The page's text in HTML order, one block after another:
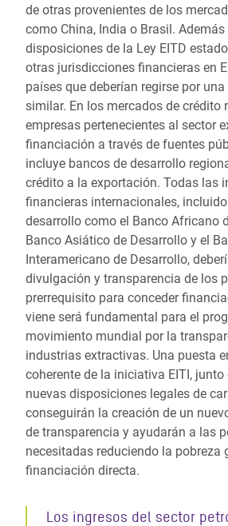
de otras provenientes de los
como China, India o Brasil. Además
disposiciones de la Ley EITD
otras jurisdicciones financieras en
países que deberían regirse por
similar. En los mercados de crédito
empresas pertenecientes al sector
financiación a través de fuentes
incluye bancos de desarrollo
crédito a la exportación. Todas las
financieras internacionales,
desarrollo como el Banco Africano
Banco Asiático de Desarrollo y el
Interamericano de Desarrollo,
divulgación y transparencia de los
prerrequisito para conceder
viene será fundamental para el
movimiento mundial por la
industrias extractivas. Una puesta
coherente de la iniciativa EITI,
nuevas disposiciones legales de
conseguirán la creación de un
de transparencia y ayudarán a las
necesitadas reduciendo la pobreza
financiación directa.
Los ingresos del sector